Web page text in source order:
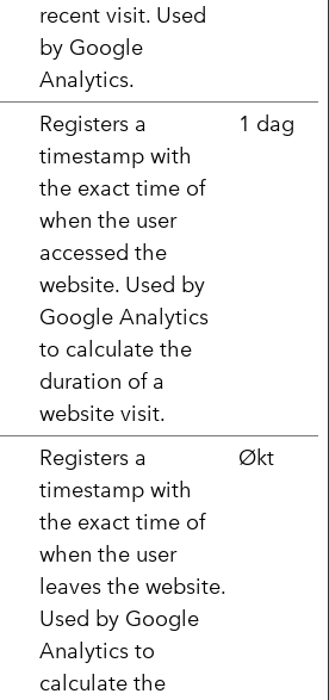
recent visit. Used
by Google
Analytics.
Registers a
timestamp with
the exact time of
when the user
accessed the
website. Used by
Google Analytics
to calculate the
duration of a
website visit.
1 dag
Registers a
timestamp with
the exact time of
when the user
leaves the website.
Used by Google
Analytics to
calculate the
Økt